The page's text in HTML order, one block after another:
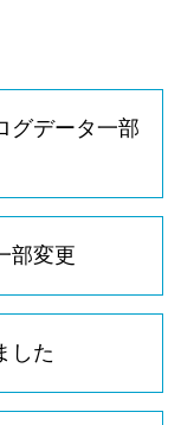
グデータ一部
部変更
した